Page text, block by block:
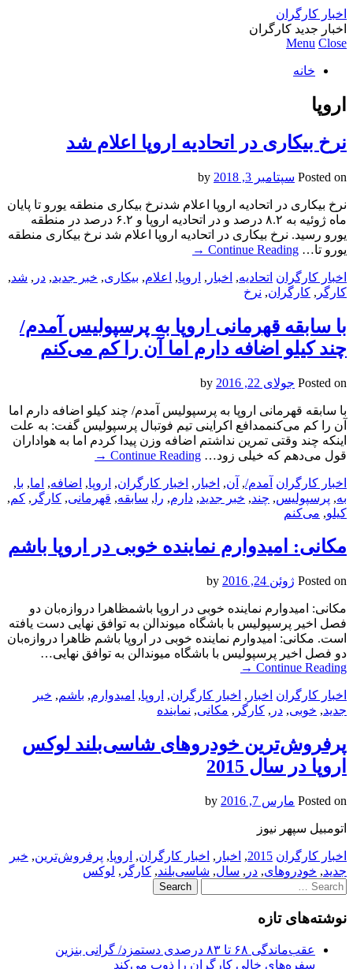
اخبار کارگران
اخبار جدید کارگران
Menu Close
خانه
اروپا
نرخ بیکاری در اتحادیه اروپا اعلام شد
Posted on سپتامبر 3, 2018
نرخ بیکاری در اتحادیه اروپا اعلام شدنرخ بیکاری منطقه یورو تا پایان
ماه ژوئیه به ۸.۲ درصد و در اتحادیه اروپا و ۶.۲ درصد در منطقه
یورو رسید. نرخ بیکاری در اتحادیه اروپا اعلام شد نرخ بیکاری منطقه
یورو تا… Continue Reading
→
اخبار کارگران اتحادیه, اخبار , اروپا, اعلام, بیکاری, خبر جدید, در , شد,
کارگر , کارگران, نرخ
با سابقه قهرمانی اروپا به پرسپولیس آمدم/
چند کیلو اضافه دارم اما آن را کم می‌کنم
Posted on جولای 22, 2016
با سابقه قهرمانی اروپا به پرسپولیس آمدم/ چند کیلو اضافه دارم اما
آن را کم می‌کنممدافع اکراینی تیم فوتبال پرسپولیس گفت: به علت
اینکه چند وقتی تمرین نداشتم اضافه وزن پیدا کردم اما به هواداران
قول می‌دهم که خیلی زود… Continue Reading
→
اخبار کارگران آمدم/, آن, اخبار , اخبار کارگران, اروپا, اضافه, اما, با,
به, پرسپولیس, چند, خبر جدید, دارم, را , سابقه, قهرمانی, کارگر , کم,
کیلو, می‌کنم
مکانی: امیدوارم نماینده خوبی در اروپا باشم
Posted on ژوئن 24, 2016
مکانی: امیدوارم نماینده خوبی در اروپا باشمظاهرا دروازه‌بان دو
فصل اخیر پرسپولیس با باشگاه میوندالن به توافق نهایی دست یافته
است. مکانی: امیدوارم نماینده خوبی در اروپا باشم ظاهرا دروازه‌بان
دو فصل اخیر پرسپولیس با باشگاه میوندالن به توافق نهایی…
Continue Reading
→
اخبار کارگران اخبار , اخبار کارگران, اروپا, امیدوارم, باشم, خبر
جدید, خوبی, در , کارگر , مکانی, نماینده
پرفروش‌ترین خودروهای شاسی‌بلند لوکس
اروپا در سال 2015
Posted on مارس 7, 2016
اتومبیل سپهر نیوز
اخبار کارگران 2015
, اخبار , اخبار کارگران, اروپا, پرفروش‌ترین, خبر
جدید, خودروهای, در , سال, شاسی‌بلند, کارگر , لوکس
Search
for:
نوشته‌های تازه
عقب‌ماندگی ۶۸ تا ۸۳ درصدی دستمزد/ گرانی بنزین
سفره‌های خالی کارگران را ذوب می‌کند